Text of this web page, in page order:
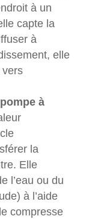
à un
capte la
à
elle
à
la
Elle
l’eau ou du
à l’aide
compresse